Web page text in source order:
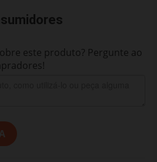
este produto? Pergunte ao